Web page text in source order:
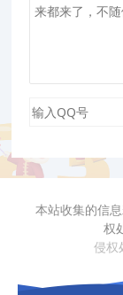
本站收集的信
权
侵权